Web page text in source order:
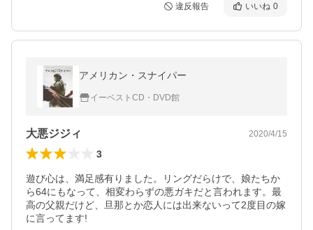
違反報告 いいね 0
アメリカン・スナイパー
イーベストCD・DVD館
大悪ジジィ 2020/4/15
3
遊び心は、満足感有りました。リングだらけで、娘たちか
ら64にもなって、相変わらずの悪ガキだと言われます。最
高の父親だけど、旦那とか恋人には出来ないって2度目の嫁
に言ってます!